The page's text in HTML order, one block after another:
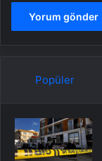
Popüler